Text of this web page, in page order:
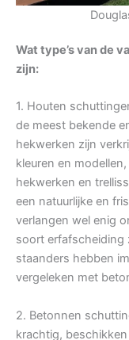
Wat type’s van de
zijn:
1. Houten
de meest bekende
hekwerken zijn
kleuren en
hekwerken en
een natuurlijke en
verlangen wel enig
soort erfafscheiding
staanders hebben
vergeleken met
2. Betonnen
krachtig,